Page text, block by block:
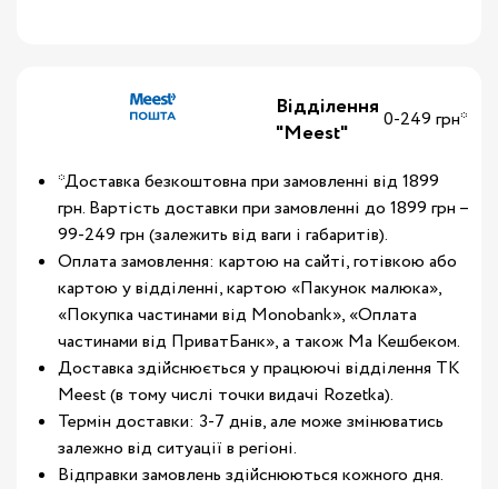
Відділення
"Meest"
0-249 грн*
*Доставка безкоштовна при замовленні від 1899
грн. Вартість доставки при замовленні до 1899 грн –
99-249 грн (залежить від ваги і габаритів).
Оплата замовлення: картою на сайті, готівкою або
картою у відділенні, картою «Пакунок малюка»,
«Покупка частинами від Monobank», «Оплата
частинами від ПриватБанк», а також Ма Кешбеком.
Доставка здійснюється у працюючі відділення ТК
Meest (в тому числі точки видачі Rozetka).
Термін доставки: 3-7 днів, але може змінюватись
залежно від ситуації в регіоні.
Відправки замовлень здійснюються кожного дня.